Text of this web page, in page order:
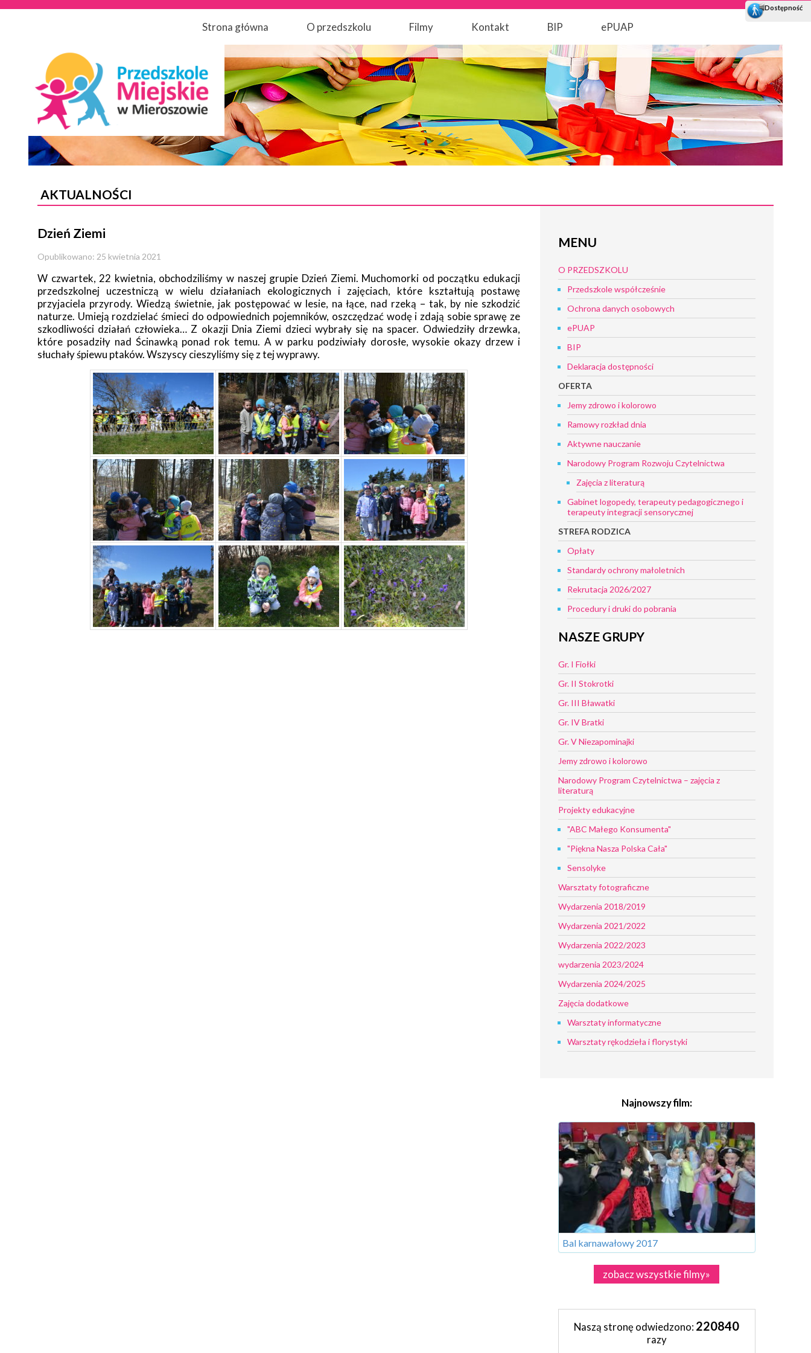
Strona główna O przedszkolu Filmy Kontakt BIP ePUAP
AKTUALNOŚCI
MENU
O PRZEDSZKOLU
Przedszkole współcześnie
Ochrona danych osobowych
ePUAP
BIP
Deklaracja dostępności
OFERTA
Jemy zdrowo i kolorowo
Ramowy rozkład dnia
Aktywne nauczanie
Narodowy Program Rozwoju Czytelnictwa
Zajęcia z literaturą
Gabinet logopedy, terapeuty pedagogicznego i
terapeuty integracji sensorycznej
STREFA RODZICA
Opłaty
Standardy ochrony małoletnich
Rekrutacja 2026/2027
Procedury i druki do pobrania
NASZE GRUPY
Gr. I Fiołki
Gr. II Stokrotki
Gr. III Bławatki
Gr. IV Bratki
Gr. V Niezapominajki
Jemy zdrowo i kolorowo
Narodowy Program Czytelnictwa – zajęcia z
literaturą
Projekty edukacyjne
"ABC Małego Konsumenta"
"Piękna Nasza Polska Cała"
Sensolyke
Warsztaty fotograficzne
Wydarzenia 2018/2019
Wydarzenia 2021/2022
Wydarzenia 2022/2023
wydarzenia 2023/2024
Wydarzenia 2024/2025
Zajęcia dodatkowe
Warsztaty informatyczne
Warsztaty rękodzieła i florystyki
Najnowszy film:
Bal karnawałowy 2017
zobacz wszystkie filmy»
Naszą stronę odwiedzono: 220840
razy
Dzień Ziemi
Opublikowano: 25 kwietnia 2021
W czwartek, 22 kwietnia, obchodziliśmy w naszej grupie Dzień Ziemi. Muchomorki od początku edukacji
przedszkolnej uczestniczą w wielu działaniach ekologicznych i zajęciach, które kształtują postawę
przyjaciela przyrody. Wiedzą świetnie, jak postępować w lesie, na łące, nad rzeką – tak, by nie szkodzić
naturze. Umieją rozdzielać śmieci do odpowiednich pojemników, oszczędzać wodę i zdają sobie sprawę ze
szkodliwości działań człowieka… Z okazji Dnia Ziemi dzieci wybrały się na spacer. Odwiedziły drzewka,
które posadziły nad Ścinawką ponad rok temu. A w parku podziwiały dorosłe, wysokie okazy drzew i
słuchały śpiewu ptaków. Wszyscy cieszyliśmy się z tej wyprawy.